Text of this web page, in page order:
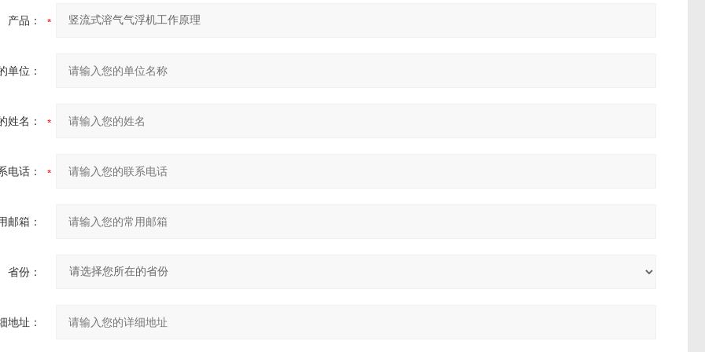
产品：
单位：
姓名：
电话：
邮箱：
省份：
地址：